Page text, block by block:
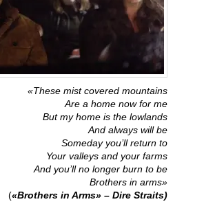
«These mist covered mountains
Are a home now for me
But my home is the lowlands
And always will be
Someday you’ll return to
Your valleys and your farms
And you’ll no longer burn to be
Brothers in arms»
(«Brothers in Arms» – Dire Straits)